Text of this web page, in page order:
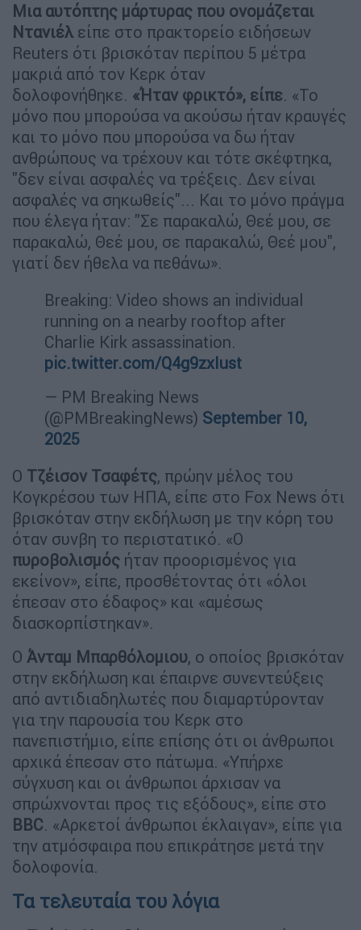
Μια αυτόπτης μάρτυρας που ονομάζεται
Ντανιέλ είπε στο πρακτορείο ειδήσεων
Reuters ότι βρισκόταν περίπου 5 μέτρα
μακριά από τον Κερκ όταν
δολοφονήθηκε. «Ήταν φρικτό», είπε. «Το
μόνο που μπορούσα να ακούσω ήταν κραυγές
και το μόνο που μπορούσα να δω ήταν
ανθρώπους να τρέχουν και τότε σκέφτηκα,
"δεν είναι ασφαλές να τρέξεις. Δεν είναι
ασφαλές να σηκωθείς"... Και το μόνο πράγμα
που έλεγα ήταν: "Σε παρακαλώ, Θεέ μου, σε
παρακαλώ, Θεέ μου, σε παρακαλώ, Θεέ μου",
γιατί δεν ήθελα να πεθάνω».
Breaking: Video shows an individual
running on a nearby rooftop after
Charlie Kirk assassination.
pic.twitter.com/Q4g9zxIust
— PM Breaking News
(@PMBreakingNews) September 10,
2025
Ο Τζέισον Τσαφέτς, πρώην μέλος του
Κογκρέσου των ΗΠΑ, είπε στο Fox News ότι
βρισκόταν στην εκδήλωση με την κόρη του
όταν συνβη το περιστατικό. «Ο
πυροβολισμός ήταν προορισμένος για
εκείνον», είπε, προσθέτοντας ότι «όλοι
έπεσαν στο έδαφος» και «αμέσως
διασκορπίστηκαν».
Ο Άνταμ Μπαρθόλομιου, ο οποίος βρισκόταν
στην εκδήλωση και έπαιρνε συνεντεύξεις
από αντιδιαδηλωτές που διαμαρτύρονταν
για την παρουσία του Κερκ στο
πανεπιστήμιο, είπε επίσης ότι οι άνθρωποι
αρχικά έπεσαν στο πάτωμα. «Υπήρχε
σύγχυση και οι άνθρωποι άρχισαν να
σπρώχνονται προς τις εξόδους», είπε στο
BBC. «Αρκετοί άνθρωποι έκλαιγαν», είπε για
την ατμόσφαιρα που επικράτησε μετά την
δολοφονία.
Τα τελευταία του λόγια